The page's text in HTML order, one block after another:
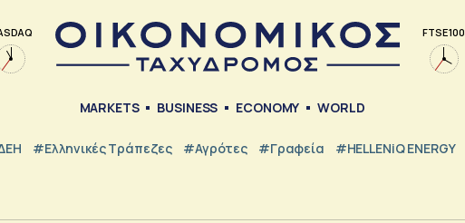
FTSE 100
MARKETS BUSINESS ECONOMY WORLD
#ελληνικές Τράπεζες #Αγρότες #Γραφεία #HELLENiQ ENERGY